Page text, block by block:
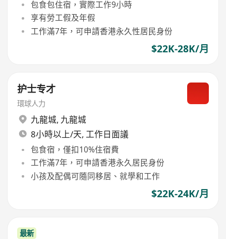
包食包住宿，實際工作9小時
享有勞工假及年假
工作滿7年，可申請香港永久性居民身份
$22K-28K/月
护士专才
環球人力
九龍城, 九龍城
8小時以上/天, 工作日面議
包食宿，僅扣10%住宿費
工作滿7年，可申請香港永久居民身份
小孩及配偶可隨同移居、就學和工作
$22K-24K/月
最新